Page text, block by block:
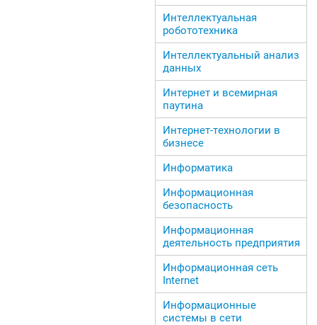
Интеллектуальная
робототехника
Интеллектуальный анализ
данных
Интернет и всемирная
паутина
Интернет-технологии в
бизнесе
Информатика
Информационная
безопасность
Информационная
деятельность предприятия
Информационная сеть
Internet
Информационные
системы в сети